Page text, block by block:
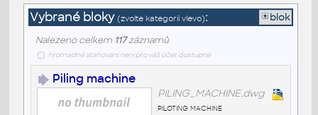
Vybrané bloky (zvolte kategorii vlevo): blok
Nalezeno celkem 117záznamů
hromadné stahování není pro váš účet dostupné
Piling machine
PILING_MACHINE.dwg
piloting machine